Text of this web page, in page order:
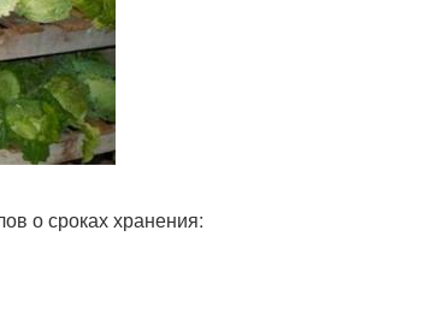
о сроках хранения: